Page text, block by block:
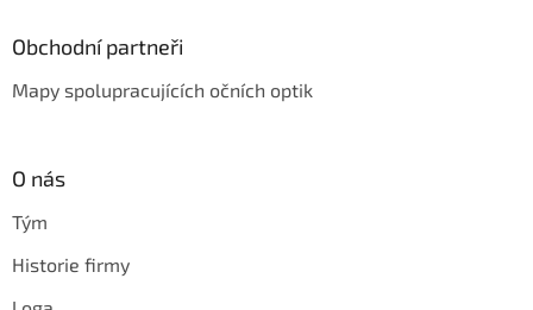
Obchodní partneři
Mapy spolupracujících očních optik
O nás
Tým
Historie firmy